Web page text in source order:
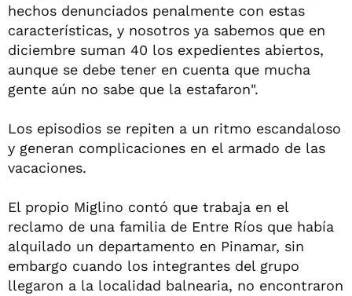
hechos denunciados penalmente con estas
características, y nosotros ya sabemos que en
diciembre suman 40 los expedientes abiertos,
aunque se debe tener en cuenta que mucha
gente aún no sabe que la estafaron".
Los episodios se repiten a un ritmo escandaloso
y generan complicaciones en el armado de las
vacaciones.
El propio Miglino contó que trabaja en el
reclamo de una familia de Entre Ríos que había
alquilado un departamento en Pinamar, sin
embargo cuando los integrantes del grupo
llegaron a la localidad balnearia, no encontraron